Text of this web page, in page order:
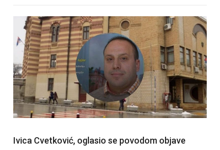
Ivica Cvetković, oglasio se povodom objave